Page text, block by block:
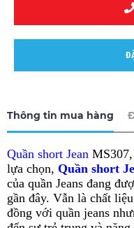
Thông tin mua hàng
Quần short Jean
lựa chọn, Quần short
của quần Jeans đang
gần đây. Vẫn là chất
đồng với quần jeans